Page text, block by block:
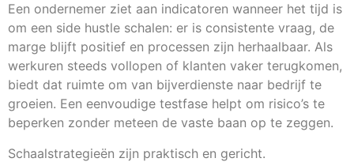
Een ondernemer ziet aan indicatoren wanneer het tijd is
om een side hustle schalen: er is consistente vraag, de
marge blijft positief en processen zijn herhaalbaar. Als
werkuren steeds vollopen of klanten vaker terugkomen,
biedt dat ruimte om van bijverdienste naar bedrijf te
groeien. Een eenvoudige testfase helpt om risico’s te
beperken zonder meteen de vaste baan op te zeggen.
Schaalstrategieën zijn praktisch en gericht.